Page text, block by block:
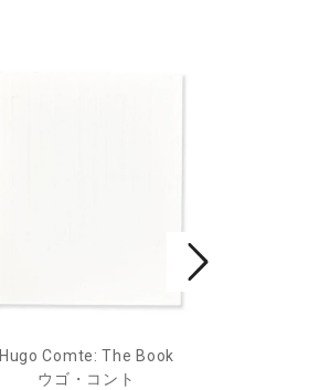
Hugo Comte: The Book
ウゴ・コント